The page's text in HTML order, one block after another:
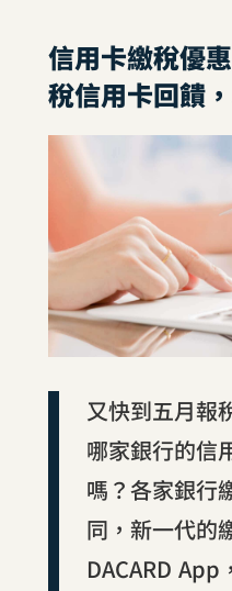
信用卡繳稅優
稅信用卡回饋
又快到五月報
哪家銀行的信
嗎？各家銀行
同，新一代的
DACARD App